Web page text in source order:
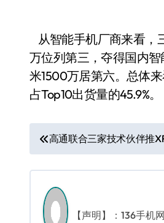
从智能手机厂商来看，
万位列第三，夺得国内
米1500万居第六。总体
占Top10出货量的45.9%。
文
章
导
航
高通联合三家技术伙伴推
【声明】：136手